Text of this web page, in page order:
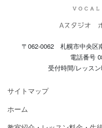
〒062-0062 札幌市中央区
電話番号
受付時間/レッス
サイトマップ
ホーム